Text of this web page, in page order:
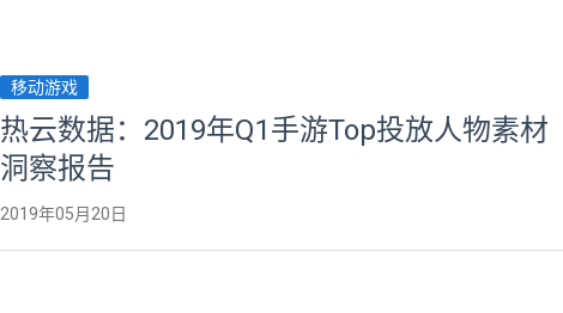
移动游戏
热云数据：2019年Q1手游Top投放人物素材
洞察报告
2019年05月20日